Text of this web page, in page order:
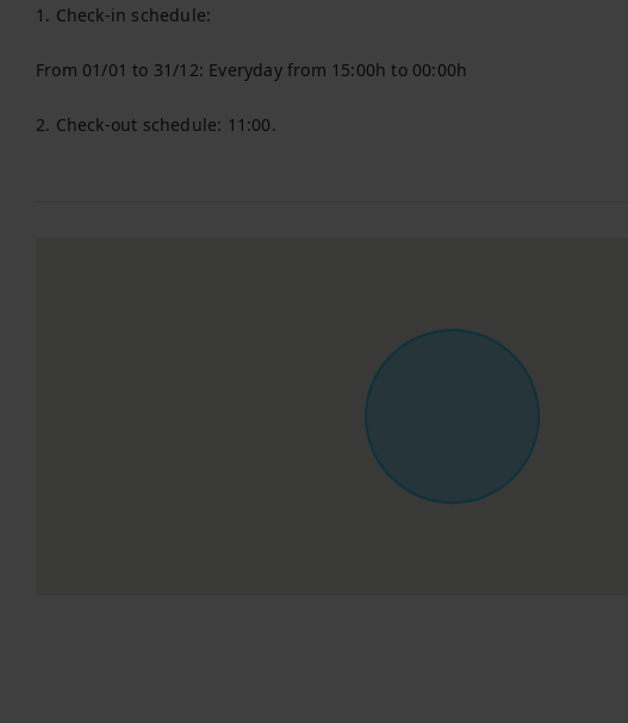
1. Check-in schedule:
From 01/01 to 31/12: Everyday from 15:00h to 00:00h
2. Check-out schedule: 11:00.